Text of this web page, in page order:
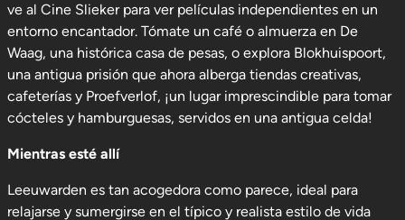
ve al Cine Slieker para ver películas independientes en un
entorno encantador. Tómate un café o almuerza en De
Waag, una histórica casa de pesas, o explora Blokhuispoort,
una antigua prisión que ahora alberga tiendas creativas,
cafeterías y Proefverlof, ¡un lugar imprescindible para tomar
cócteles y hamburguesas, servidos en una antigua celda!
Mientras esté allí
Leeuwarden es tan acogedora como parece, ideal para
relajarse y sumergirse en el típico y realista estilo de vida